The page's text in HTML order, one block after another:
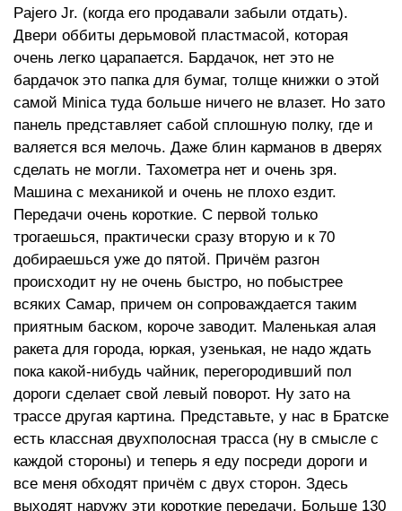
Pajero Jr. (когда его продавали забыли отдать).
Двери оббиты дерьмовой пластмасой, которая
очень легко царапается. Бардачок, нет это не
бардачок это папка для бумаг, толще книжки о этой
самой Minica туда больше ничего не влазет. Но зато
панель представляет сабой сплошную полку, где и
валяется вся мелочь. Даже блин карманов в дверях
сделать не могли. Тахометра нет и очень зря.
Машина с механикой и очень не плохо ездит.
Передачи очень короткие. С первой только
трогаешься, практически сразу вторую и к 70
добираешься уже до пятой. Причём разгон
происходит ну не очень быстро, но побыстрее
всяких Самар, причем он сопроваждается таким
приятным баском, короче заводит. Маленькая алая
ракета для города, юркая, узенькая, не надо ждать
пока какой-нибудь чайник, перегородивший пол
дороги сделает свой левый поворот. Ну зато на
трассе другая картина. Представьте, у нас в Братске
есть классная двухполосная трасса (ну в смысле с
каждой стороны) и теперь я еду посреди дороги и
все меня обходят причём с двух сторон. Здесь
выходят наружу эти короткие передачи. Больше 130